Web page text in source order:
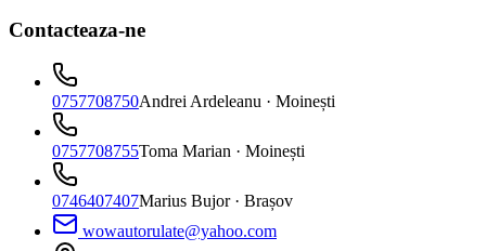
Contacteaza-ne
0757708750Andrei Ardeleanu · Moinești
0757708755Toma Marian · Moinești
0746407407Marius Bujor · Brașov
wowautorulate@yahoo.com